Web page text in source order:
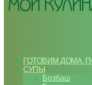
ГОТОВИМ ДОМА.
СУПЫ
Бозбаш